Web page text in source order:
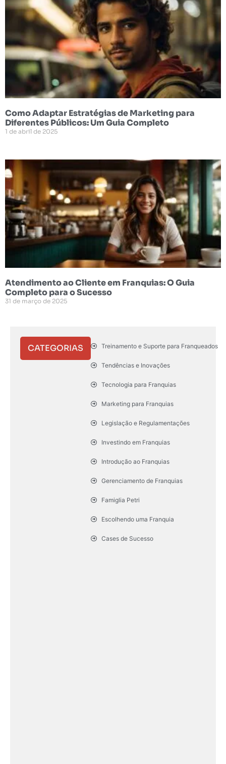
Como Adaptar Estratégias de Marketing para
Diferentes Públicos: Um Guia Completo
1 de abril de 2025
Atendimento ao Cliente em Franquias: O Guia
Completo para o Sucesso
31 de março de 2025
CATEGORIAS Treinamento e Suporte para Franqueados
Tendências e Inovações
Tecnologia para Franquias
Marketing para Franquias
Legislação e Regulamentações
Investindo em Franquias
Introdução ao Franquias
Gerenciamento de Franquias
Famiglia Petri
Escolhendo uma Franquia
Cases de Sucesso